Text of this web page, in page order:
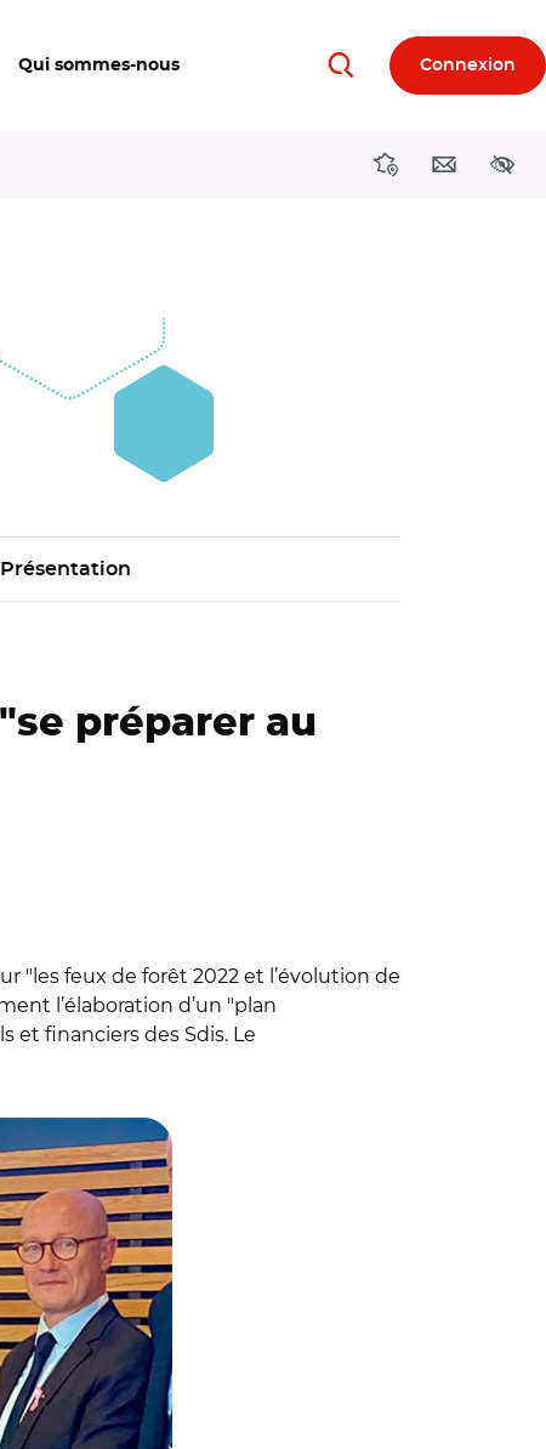
Qui sommes-nous RechercherConnexion
DirectionsContact
Présentation
préparer au
"les feux de forêt 2022 et l’évolution de
l’élaboration d’un "plan
financiers des Sdis. Le